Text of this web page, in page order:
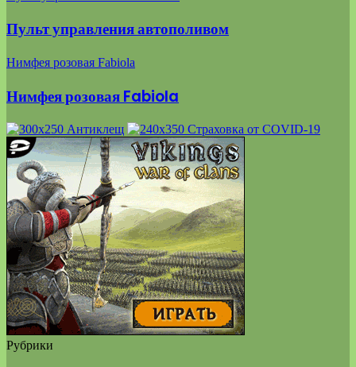
Пульт управления автополивом
Нимфея розовая Fabiola
Нимфея розовая Fabiola
Рубрики